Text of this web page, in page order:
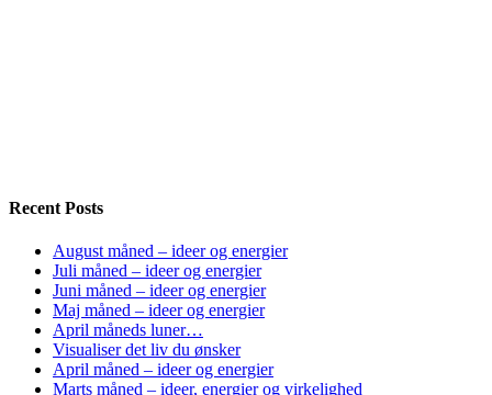
Recent Posts
August måned – ideer og energier
Juli måned – ideer og energier
Juni måned – ideer og energier
Maj måned – ideer og energier
April måneds luner…
Visualiser det liv du ønsker
April måned – ideer og energier
Marts måned – ideer, energier og virkelighed